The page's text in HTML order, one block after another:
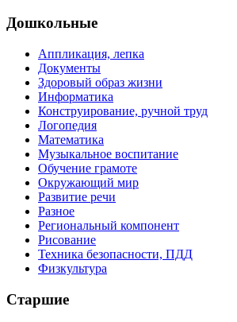
Дошкольные
Аппликация, лепка
Документы
Здоровый образ жизни
Информатика
Конструирование, ручной труд
Логопедия
Математика
Музыкальное воспитание
Обучение грамоте
Окружающий мир
Развитие речи
Разное
Региональный компонент
Рисование
Техника безопасности, ПДД
Физкультура
Старшие